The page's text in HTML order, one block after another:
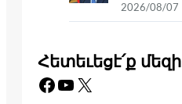
2026/08/07
Հետեւեցէ՛ք մեզի
Facebook YouTube X